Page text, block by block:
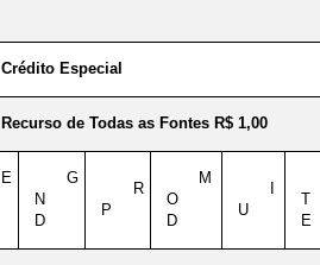
Crédito Especial
Recurso de Todas as Fontes R$ 1,00
E
G
N
D
R
P
M
O
D
U
T
E